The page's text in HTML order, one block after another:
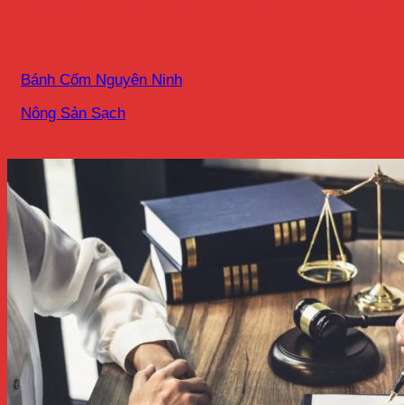
Bánh Cốm Nguyên Ninh
Nông Sản Sạch